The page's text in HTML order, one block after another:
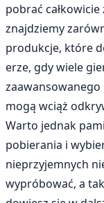
pobrać
znajdziemy
produkcje, które
erze, gdy wiele
mogą wciąż
Warto jednak
pobierania i
nieprzyjemnych
wypróbować, a